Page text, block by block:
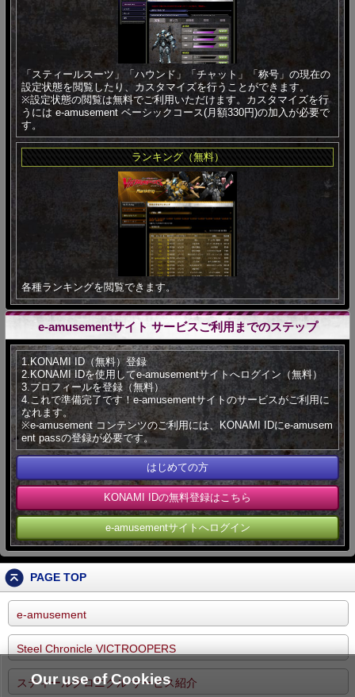
「スティールスーツ」「ハウンド」「チャット」「称号」の現在の
設定状態を閲覧したり、カスタマイズを行うことができます。
※設定状態の閲覧は無料でご利用いただけます。カスタマイズを行
うには e-amusement ベーシックコース(月額330円)の加入が必要で
す。
ランキング（無料）
各種ランキングを閲覧できます。
e-amusementサイト サービスご利用までのステップ
1.KONAMI ID（無料）登録
2.KONAMI IDを使用してe-amusementサイトへログイン（無料）
3.プロフィールを登録（無料）
4.これで準備完了です！e-amusementサイトのサービスがご利用に
なれます。
※e-amusement コンテンツのご利用には、KONAMI IDにe-amusem
ent passの登録が必要です。
はじめての方
KONAMI IDの無料登録はこちら
e-amusementサイトへログイン
PAGE TOP
e-amusement
Steel Chronicle VICTROOPERS
スティールクロニクル サービス紹介
Our use of Cookies